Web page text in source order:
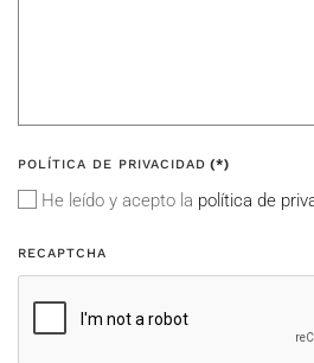
POLÍTICA DE PRIVACIDAD (*)
He leído y acepto la política de
RECAPTCHA